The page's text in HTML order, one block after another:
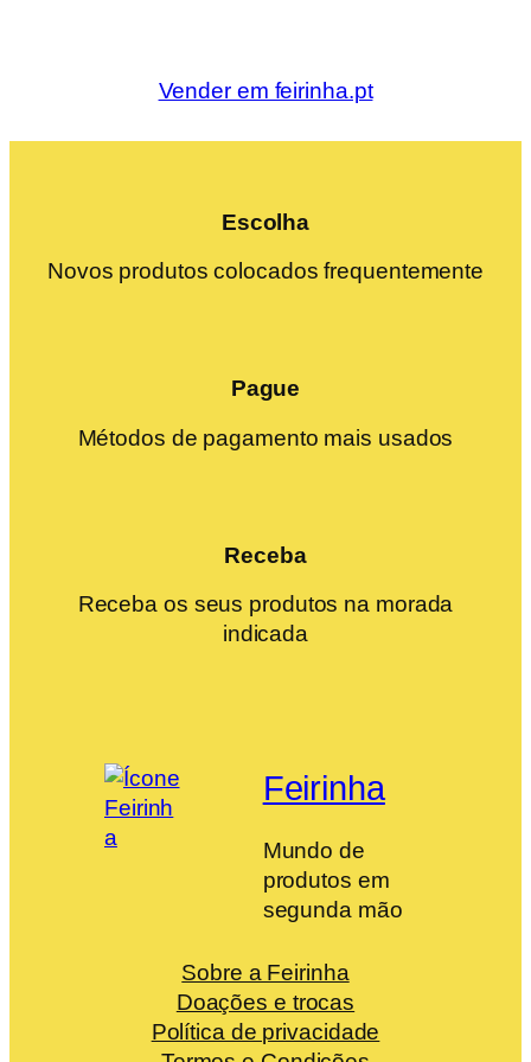
Vender em feirinha.pt
Escolha
Novos produtos colocados frequentemente
Pague
Métodos de pagamento mais usados
Receba
Receba os seus produtos na morada
indicada
Feirinha
Mundo de
produtos em
segunda mão
Sobre a Feirinha
Doações e trocas
Política de privacidade